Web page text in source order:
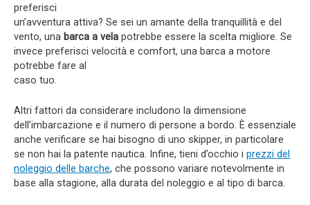
preferisci
un’avventura attiva? Se sei un amante della tranquillità e del
vento, una barca a vela potrebbe essere la scelta migliore. Se
invece preferisci velocità e comfort, una barca a motore
potrebbe fare al
caso tuo.
Altri fattori da considerare includono la dimensione
dell’imbarcazione e il numero di persone a bordo. È essenziale
anche verificare se hai bisogno di uno skipper, in particolare
se non hai la patente nautica. Infine, tieni d’occhio i prezzi del
noleggio delle barche, che possono variare notevolmente in
base alla stagione, alla durata del noleggio e al tipo di barca.